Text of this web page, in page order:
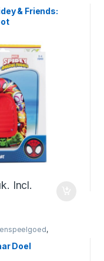
& Friends:
Incl.
,
Doel